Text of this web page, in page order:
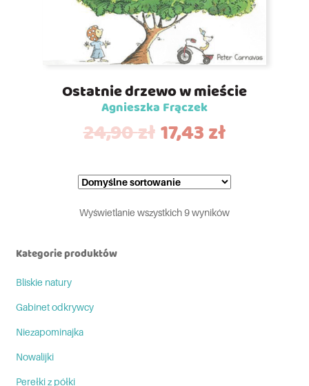
Ostatnie drzewo w mieście
Agnieszka Frączek
24,90zł17,43zł
Wyświetlanie wszystkich 9 wyników
Kategorie produktów
Bliskie natury
Gabinet odkrywcy
Niezapominajka
Nowalijki
Perełki z półki